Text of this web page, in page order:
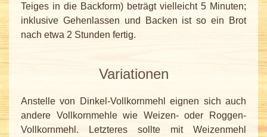
Teiges in die Backform) beträgt vielleicht 5 Minuten;
inklusive Gehenlassen und Backen ist so ein Brot
nach etwa 2 Stunden fertig.
Variationen
Anstelle von Dinkel-Vollkornmehl eignen sich auch
andere Vollkornmehle wie Weizen- oder Roggen-
Vollkornmehl. Letzteres sollte mit Weizenmehl